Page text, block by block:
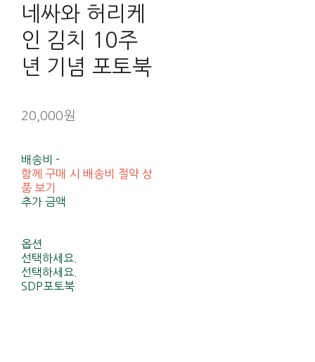
네싸와 허리케
인 김치 10주
년 기념 포토북
20,000원
배송비-
함께 구매 시 배송비 절약 상
품 보기
추가 금액
옵션
선택하세요.
선택하세요.
SDP포토북